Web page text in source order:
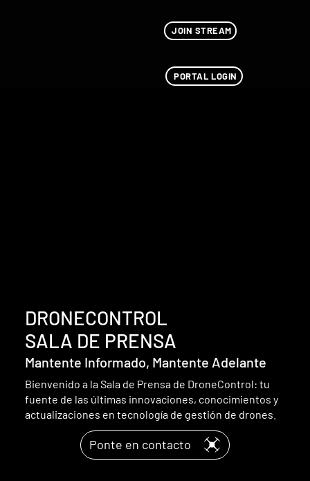
JOIN STREAM
PORTAL LOGIN
DRONECONTROL
SALA DE PRENSA
Mantente Informado, Mantente Adelante
Bienvenido a la Sala de Prensa de DroneControl: tu
fuente de las últimas innovaciones, conocimientos y
actualizaciones en tecnología de gestión de drones.
Ponte en contacto